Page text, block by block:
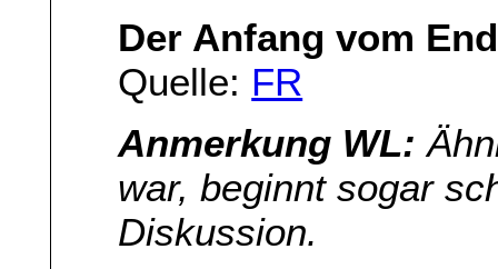
Der Anfang vom
Quelle: FR
Anmerkung WL:
war, beginnt sogar
Diskussion.